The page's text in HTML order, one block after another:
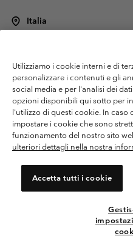
Italia
Termini di utilizzo
Condizioni
Politica sulla privacy
Termini e condizioni del
Condizioni di utilizzo dei contenuti
Cookies
Public CBCR
Servizio clienti: Lun. - ven. 9:00 -
(+)390694804176
Utilizziamo i cookie interni e di
personalizzare i contenuti e gli
social media e per l'analisi dei
opzioni disponibili qui sotto per
l'utilizzo di questi cookie. In caso
impostare i cookie che sono
funzionamento del nostro sito
ulteriori dettagli nella nostra
Accetta tutti i cookie
Seleziona il paese
Shopping
Italia
Visualizza